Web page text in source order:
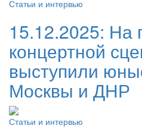
Статьи и интервью
15.12.2025: На
концертной
выступили
Москвы и ДНР
Статьи и интервью